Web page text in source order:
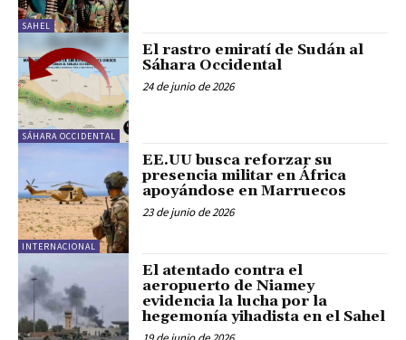
SAHEL
SÁHARA OCCIDENTAL
El rastro emiratí de Sudán al
Sáhara Occidental
24 de junio de 2026
INTERNACIONAL
EE.UU busca reforzar su
presencia militar en África
apoyándose en Marruecos
23 de junio de 2026
El atentado contra el
aeropuerto de Niamey
evidencia la lucha por la
hegemonía yihadista en el Sahel